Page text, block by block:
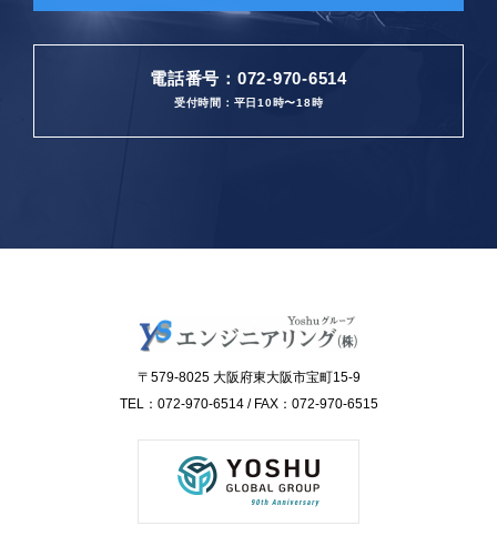
電話番号：072-970-6514
受付時間：平日10時〜18時
〒579-8025 大阪府東大阪市宝町15-9
TEL：072-970-6514 / FAX：072-970-6515